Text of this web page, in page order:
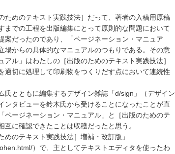
めのテキスト実践技法］だって、著者の入稿用原稿
での工程を出版編集にとって原則的な問題において
だったのであり、「ページネーション・マニュア
場からの具体的なマニュアルのつもりである。その意
ル」はわたしの［出版のためのテキスト実践技法］
切に処理して印刷物をつくりだす点において連続性
とともに編集するデザイン雑誌「d/sign」（デザイン
ンタビューを鈴木氏から受けることになったことが直
ージネーション・マニュアル」と［出版のためのテ
に確認できたことは収穫だったと思う。
のテキスト実践技法］増補・改訂版」
）で、主としてテキストエディタを使ったわ